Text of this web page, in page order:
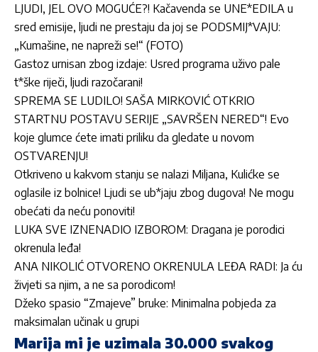
LJUDI, JEL OVO MOGUĆE?! Kačavenda se UNE*EDILA u
sred emisije, ljudi ne prestaju da joj se PODSMIJ*VAJU:
„Kumašine, ne napreži se!“ (FOTO)
Gastoz urnisan zbog izdaje: Usred programa uživo pale
t*ške riječi, ljudi razočarani!
SPREMA SE LUDILO! SAŠA MIRKOVIĆ OTKRIO
STARTNU POSTAVU SERIJE „SAVRŠEN NERED“! Evo
koje glumce ćete imati priliku da gledate u novom
OSTVARENJU!
Otkriveno u kakvom stanju se nalazi Miljana, Kulićke se
oglasile iz bolnice! Ljudi se ub*jaju zbog dugova! Ne mogu
obećati da neću ponoviti!
LUKA SVE IZNENADIO IZBOROM: Dragana je porodici
okrenula leđa!
ANA NIKOLIĆ OTVORENO OKRENULA LEĐA RADI: Ja ću
živjeti sa njim, a ne sa porodicom!
Džeko spasio “Zmajeve” bruke: Minimalna pobjeda za
maksimalan učinak u grupi
Marija mi je uzimala 30.000 svakog